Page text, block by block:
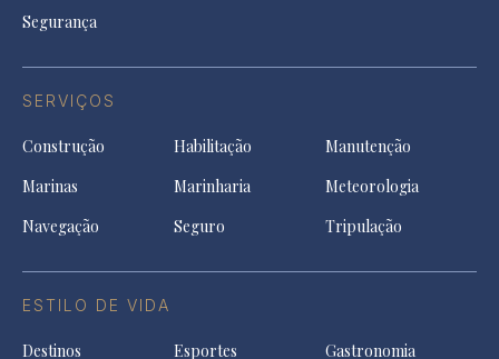
Segurança
SERVIÇOS
Construção Habilitação
Manutenção
Marinas
Marinharia
Meteorologia
Navegação
Seguro Tripulação
ESTILO DE VIDA
Destinos Esportes
Gastronomia